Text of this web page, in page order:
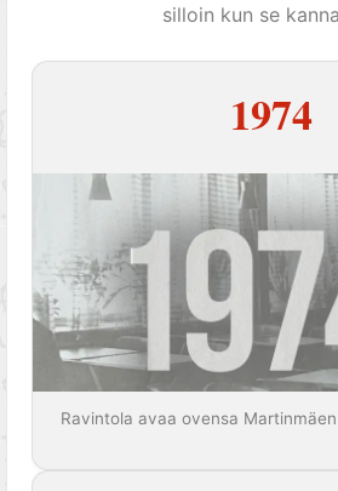
silloin kun se
1974
Ravintola avaa ovensa